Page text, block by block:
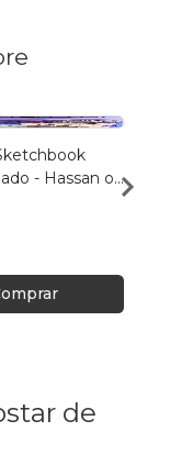
- Hassan of
1
Folha branca
Gray
Akira
de